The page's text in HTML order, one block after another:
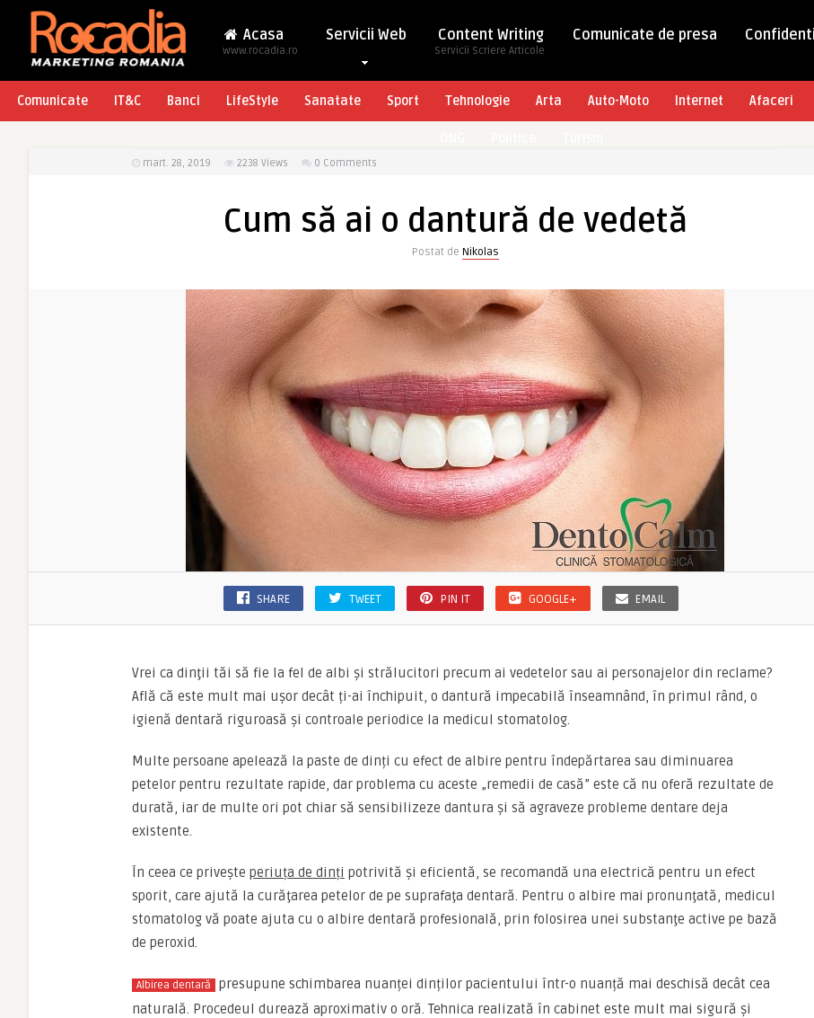
Acasa
www.rocadia.ro
Servicii Web Content Writing
Servicii Scriere Articole
Comunicate de presa
Comunicate IT&C Banci LifeStyle Sanatate Sport Tehnologie Arta Auto-Moto Internet Afaceri
mart. 28, 2019 2238 Views 0 Comments
Cum să ai o dantură de vedetă
Postat de Nikolas
SHARE TWEET PIN IT GOOGLE+ EMAIL
Vrei ca dinţii tăi să fie la fel de albi şi strălucitori precum ai vedetelor sau ai personajelor din reclame?
Află că este mult mai ușor decât ți-ai închipuit, o dantură impecabilă înseamnând, în primul rând, o
igienă dentară riguroasă și controale periodice la medicul stomatolog.
Multe persoane apelează la paste de dinți cu efect de albire pentru îndepărtarea sau diminuarea
petelor pentru rezultate rapide, dar problema cu aceste „remedii de casă” este că nu oferă rezultate de
durată, iar de multe ori pot chiar să sensibilizeze dantura și să agraveze probleme dentare deja
existente.
În ceea ce privește periuța de dinți potrivită și eficientă, se recomandă una electrică pentru un efect
sporit, care ajută la curăţarea petelor de pe suprafaţa dentară. Pentru o albire mai pronunţată, medicul
stomatolog vă poate ajuta cu o albire dentară profesională, prin folosirea unei substanţe active pe bază
de peroxid.
Albirea dentară
presupune schimbarea nuanței dinților pacientului într-o nuanță mai deschisă decât cea
naturală. Procedeul durează aproximativ o oră. Tehnica realizată în cabinet este mult mai sigură și